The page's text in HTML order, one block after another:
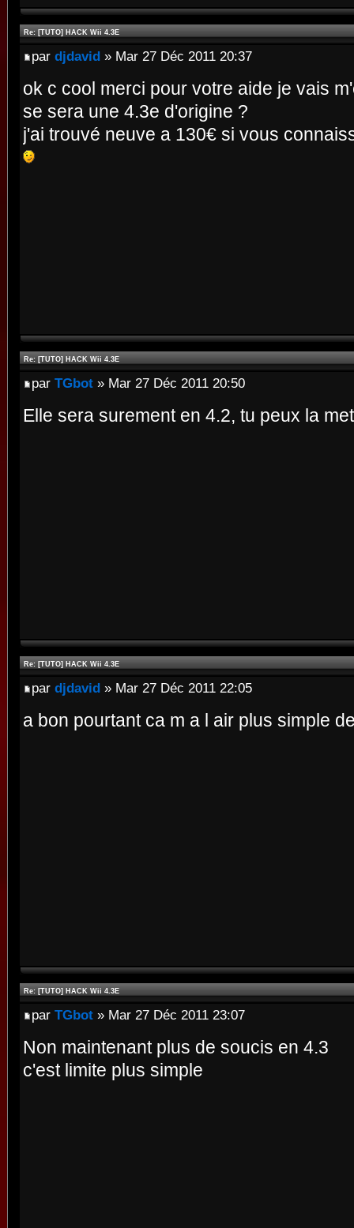
Re: [TUTO] HACK Wii 4.3E
par djdavid » Mar 27 Déc 2011 20:37
ok c cool merci pour votre aide je vais
se sera une 4.3e d'origine ?
j'ai trouvé neuve a 130€ si vous
Re: [TUTO] HACK Wii 4.3E
par TGbot » Mar 27 Déc 2011 20:50
Elle sera surement en 4.2, tu peux la
Re: [TUTO] HACK Wii 4.3E
par djdavid » Mar 27 Déc 2011 22:05
a bon pourtant ca m a l air plus simple
Re: [TUTO] HACK Wii 4.3E
par TGbot » Mar 27 Déc 2011 23:07
Non maintenant plus de soucis en 4.3
c'est limite plus simple